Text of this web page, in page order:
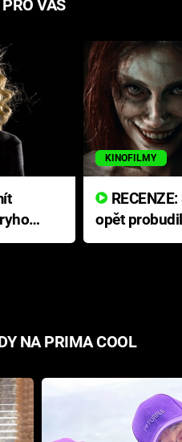
VÁS
KINOFILMY
opět
přichází s
NA PRIMA COOL